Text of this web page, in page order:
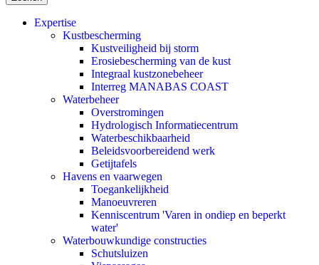
Expertise
Kustbescherming
Kustveiligheid bij storm
Erosiebescherming van de kust
Integraal kustzonebeheer
Interreg MANABAS COAST
Waterbeheer
Overstromingen
Hydrologisch Informatiecentrum
Waterbeschikbaarheid
Beleidsvoorbereidend werk
Getijtafels
Havens en vaarwegen
Toegankelijkheid
Manoeuvreren
Kenniscentrum 'Varen in ondiep en beperkt
water'
Waterbouwkundige constructies
Schutsluizen